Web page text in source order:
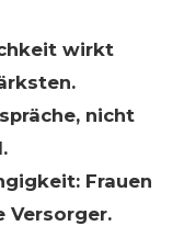
wirkt
nicht
Frauen
Versorger.